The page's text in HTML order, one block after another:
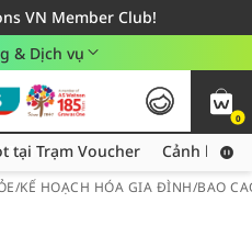
VN Member Club!
đơn hàng từ 249,000Đ
khu vực TP. Hồ Chí Minh
& Dịch vụ
0
Thu thập thêm voucher hot tại Trạm Voucher
tại Trạm Voucher Cảnh báo
/KẾ HOẠCH HÓA GIA ĐÌNH/BAO